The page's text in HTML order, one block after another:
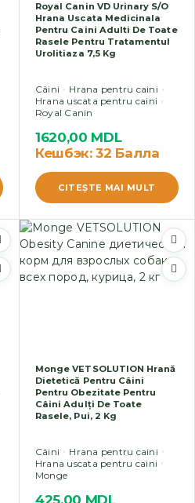
Royal Canin VD Urinary S/O
Hrana Uscata Medicinala
Pentru Caini Adulti De Toate
Rasele Pentru Tratamentul
Urolitiaza 7,5 Kg
Câini
Hrana pentru caini
Hrana uscata pentru caini
Royal Canin
1620,00 MDL
Кешбэк:32 Балла
CITEŞTE MAI MULT
Monge VETSOLUTION Hrană
Dietetică Pentru Câini
Pentru Obezitate Pentru
Câini Adulți De Toate
Rasele, Pui, 2 Kg
Câini
Hrana pentru caini
Hrana uscata pentru caini
Monge
425,00 MDL